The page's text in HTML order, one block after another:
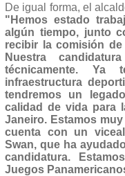
De igual forma, el
"Hemos estado
algún tiempo, junto
recibir la comisión
Nuestra
técnicamente.
infraestructura
tendremos un
calidad de vida para
Janeiro. Estamos
cuenta con un
Swan, que ha
candidatura.
Juegos